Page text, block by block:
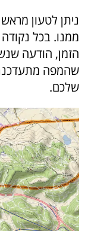
ניתן לטעון
ממנו. בכל
הזמן, הודעה
שלכם.